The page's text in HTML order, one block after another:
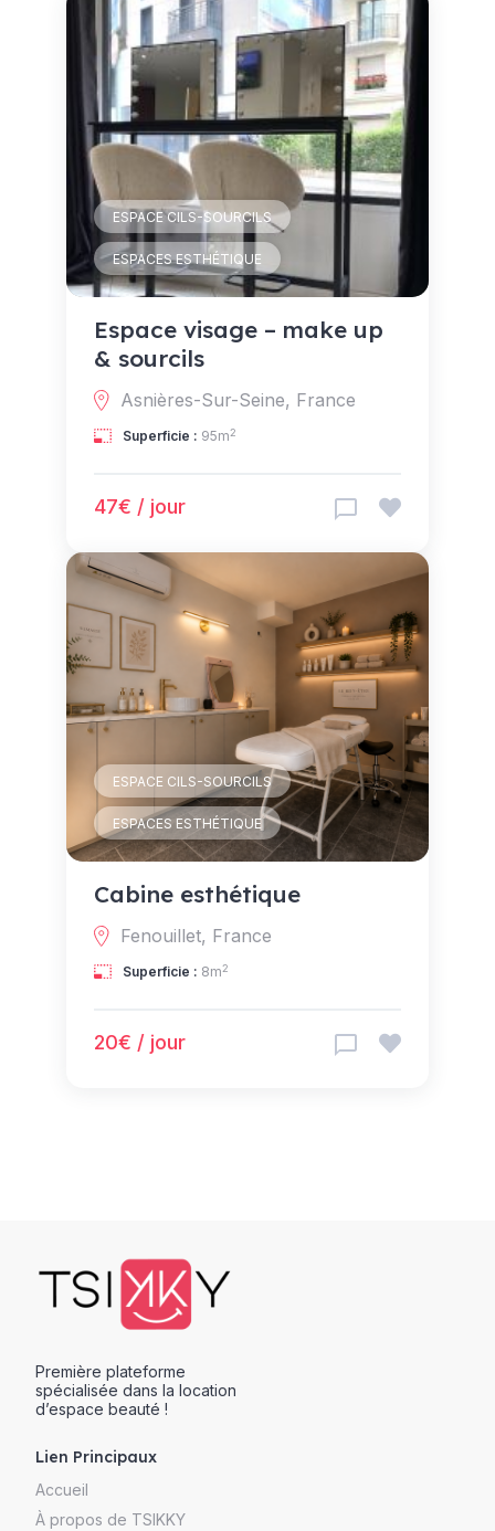
ESPACE CILS-SOURCILS
ESPACES ESTHÉTIQUE
Espace visage – make up
& sourcils
Asnières-Sur-Seine, France
Superficie : 95m2
47€ / jour
ESPACE CILS-SOURCILS
ESPACES ESTHÉTIQUE
Cabine esthétique
Fenouillet, France
Superficie : 8m2
20€ / jour
Première plateforme
spécialisée dans la location
d’espace beauté !
Lien Principaux
Accueil
À propos de TSIKKY